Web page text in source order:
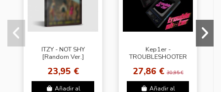
ITZY - NOT SHY
[Random Ver.]
23,95 €
Añadir al
Kep1er -
TROUBLESHOOTER
27,86 €30,95 €
Añadir al